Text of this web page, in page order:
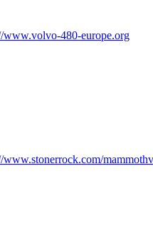
www.volvo-480-europe.org
www.stonerrock.com/